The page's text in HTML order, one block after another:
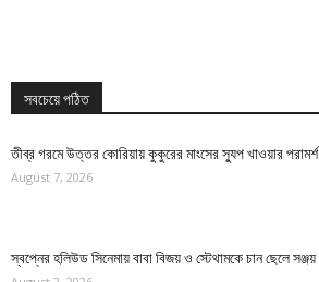
সবচেয়ে পঠিত
তীব্র গরমে উত্তর কোরিয়ায় কুকুরের মাংসের স্যুপ খাওয়ার পরামর্শ
August 7, 2026
স্বপ্নের হলিউড সিনেমায় বাবা বিজয় ও স্টেথামকে চান ছেলে সঞ্জয়